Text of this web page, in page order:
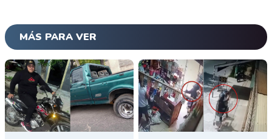
MÁS PARA VER